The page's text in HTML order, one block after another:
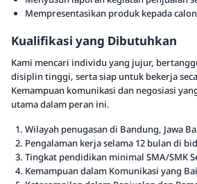
Mempresentasikan produk kepada
Kualifikasi yang Dibutuhkan
Kami mencari individu yang jujur,
disiplin tinggi, serta siap untuk bekerja
Kemampuan komunikasi dan negosiasi
utama dalam peran ini.
Wilayah penugasan di Bandung, Jawa
Pengalaman kerja selama 12 bulan di
Tingkat pendidikan minimal SMA/SMK
Kemampuan dalam Komunikasi yang